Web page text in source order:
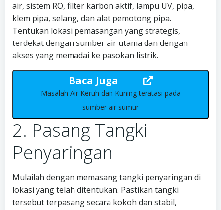
air, sistem RO, filter karbon aktif, lampu UV, pipa,
klem pipa, selang, dan alat pemotong pipa.
Tentukan lokasi pemasangan yang strategis,
terdekat dengan sumber air utama dan dengan
akses yang memadai ke pasokan listrik.
Baca Juga
Masalah Air Keruh dan Kuning teratasi pada
sumber air sumur
2. Pasang Tangki
Penyaringan
Mulailah dengan memasang tangki penyaringan di
lokasi yang telah ditentukan. Pastikan tangki
tersebut terpasang secara kokoh dan stabil,